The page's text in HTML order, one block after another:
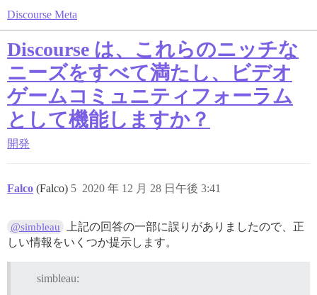
Discourse Meta
Discourse は、これらのニッチな
ニーズをすべて満たし、ビデオ
ゲームコミュニティフォーラム
として機能しますか？
開発
Falco (Falco) 2020 年 12 月 28 日午後 3:41
5
@simbleau
上記の回答の一部に誤りがありましたので、正
しい情報をいくつか提示します。
simbleau: